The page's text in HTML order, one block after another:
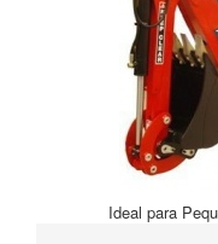
Ideal para